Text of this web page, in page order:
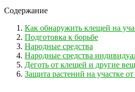
Содержание
Как обнаружить клещей на
Подготовка к борьбе
Народные средства
Народные средства
Деготь от клещей и другие
Защита растений на участке